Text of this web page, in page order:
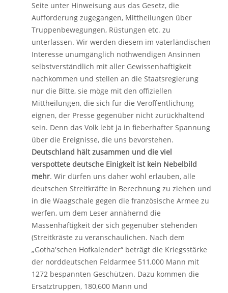
Seite unter Hinweisung aus das Gesetz, die
Aufforderung zugegangen, Mittheilungen über
Truppenbewegungen, Rüstungen etc. zu
unterlassen. Wir werden diesem im vaterländischen
Interesse unumgänglich nothwendigen Ansinnen
selbstverständlich mit aller Gewissenhaftigkeit
nachkommen und stellen an die Staatsregierung
nur die Bitte, sie möge mit den offiziellen
Mittheilungen, die sich für die Veröffentlichung
eignen, der Presse gegenüber nicht zurückhaltend
sein. Denn das Volk lebt ja in fieberhafter Spannung
über die Ereignisse, die uns bevorstehen.
Deutschland hält zusammen und die viel
verspottete deutsche Einigkeit ist kein Nebelbild
mehr. Wir dürfen uns daher wohl erlauben, alle
deutschen Streitkräfte in Berechnung zu ziehen und
in die Waagschale gegen die französische Armee zu
werfen, um dem Leser annähernd die
Massenhaftigkeit der sich gegenüber stehenden
(Streitkräste zu veranschaulichen. Nach dem
„Gotha'schen Hof­kalender“ beträgt die Kriegsstärke
der norddeutschen Feld­armee 511,000 Mann mit
1272 bespannten Geschützen. Dazu kommen die
Ersatztruppen, 180,600 Mann und